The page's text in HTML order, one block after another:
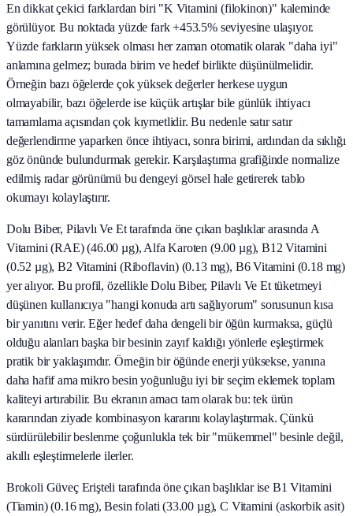
En dikkat çekici farklardan biri "K Vitamini (filokinon)" kaleminde
görülüyor. Bu noktada yüzde fark +453.5% seviyesine ulaşıyor.
Yüzde farkların yüksek olması her zaman otomatik olarak "daha iyi"
anlamına gelmez; burada birim ve hedef birlikte düşünülmelidir.
Örneğin bazı öğelerde çok yüksek değerler herkese uygun
olmayabilir, bazı öğelerde ise küçük artışlar bile günlük ihtiyacı
tamamlama açısından çok kıymetlidir. Bu nedenle satır satır
değerlendirme yaparken önce ihtiyacı, sonra birimi, ardından da sıklığı
göz önünde bulundurmak gerekir. Karşılaştırma grafiğinde normalize
edilmiş radar görünümü bu dengeyi görsel hale getirerek tablo
okumayı kolaylaştırır.
Dolu Biber, Pilavlı Ve Et tarafında öne çıkan başlıklar arasında A
Vitamini (RAE) (46.00 µg), Alfa Karoten (9.00 µg), B12 Vitamini
(0.52 µg), B2 Vitamini (Riboflavin) (0.13 mg), B6 Vitamini (0.18 mg)
yer alıyor. Bu profil, özellikle Dolu Biber, Pilavlı Ve Et tüketmeyi
düşünen kullanıcıya "hangi konuda artı sağlıyorum" sorusunun kısa
bir yanıtını verir. Eğer hedef daha dengeli bir öğün kurmaksa, güçlü
olduğu alanları başka bir besinin zayıf kaldığı yönlerle eşleştirmek
pratik bir yaklaşımdır. Örneğin bir öğünde enerji yüksekse, yanına
daha hafif ama mikro besin yoğunluğu iyi bir seçim eklemek toplam
kaliteyi artırabilir. Bu ekranın amacı tam olarak bu: tek ürün
kararından ziyade kombinasyon kararını kolaylaştırmak. Çünkü
sürdürülebilir beslenme çoğunlukla tek bir "mükemmel" besinle değil,
akıllı eşleştirmelerle ilerler.
Brokoli Güveç Erişteli tarafında öne çıkan başlıklar ise B1 Vitamini
(Tiamin) (0.16 mg), Besin folati (33.00 µg), C Vitamini (askorbik asit)